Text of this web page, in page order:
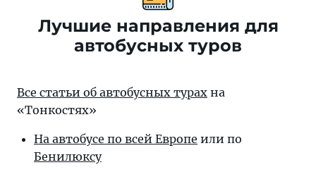
Лучшие направления для
автобусных туров
Все статьи об автобусных турах на
«Тонкостях»
На автобусе по всей Европе или по
Бенилюксу